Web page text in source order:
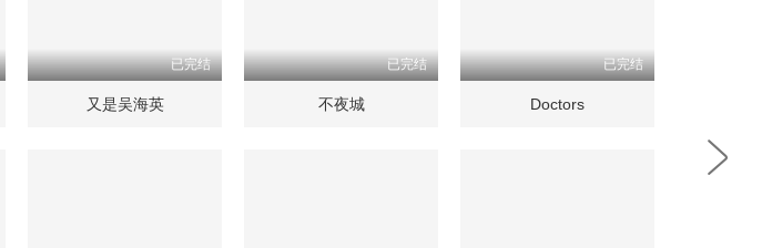
已完结
又是吴海英
已完结
不夜城
已完结
Doctors